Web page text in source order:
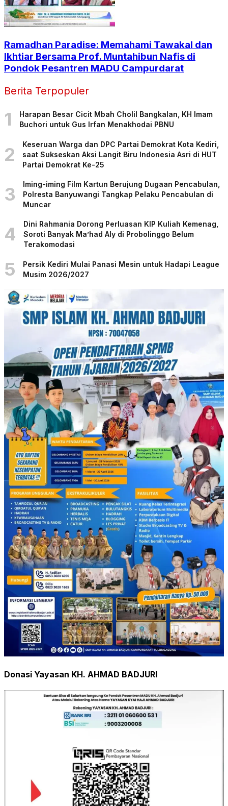
Ramadhan Paradise: Memahami Tawakal dan
Ikhtiar Bersama Prof. Muntahibun Nafis di
Pondok Pesantren MADU Campurdarat
Berita Terpopuler
1
Harapan Besar Cicit Mbah Cholil Bangkalan, KH Imam
Buchori untuk Gus Irfan Menakhodai PBNU
2
Keseruan Warga dan DPC Partai Demokrat Kota Kediri,
saat Sukseskan Aksi Langit Biru Indonesia Asri di HUT
Partai Demokrat Ke-25
3
Iming-iming Film Kartun Berujung Dugaan Pencabulan,
Polresta Banyuwangi Tangkap Pelaku Pencabulan di
Muncar
4
Dini Rahmania Dorong Perluasan KIP Kuliah Kemenag,
Soroti Banyak Ma’had Aly di Probolinggo Belum
Terakomodasi
5
Persik Kediri Mulai Panasi Mesin untuk Hadapi League
Musim 2026/2027
Donasi Yayasan KH. AHMAD BADJURI